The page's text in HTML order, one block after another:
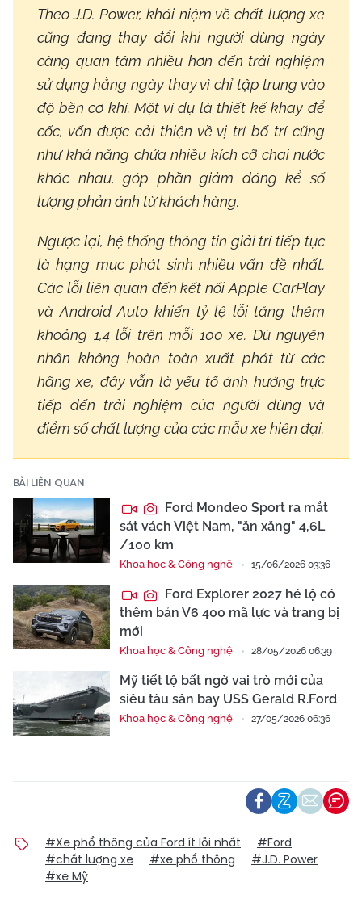
Theo J.D. Power, khái niệm về chất lượng xe
cũng đang thay đổi khi người dùng ngày
càng quan tâm nhiều hơn đến trải nghiệm
sử dụng hằng ngày thay vì chỉ tập trung vào
độ bền cơ khí. Một ví dụ là thiết kế khay để
cốc, vốn được cải thiện về vị trí bố trí cũng
như khả năng chứa nhiều kích cỡ chai nước
khác nhau, góp phần giảm đáng kể số
lượng phản ánh từ khách hàng.
Ngược lại, hệ thống thông tin giải trí tiếp tục
là hạng mục phát sinh nhiều vấn đề nhất.
Các lỗi liên quan đến kết nối Apple CarPlay
và Android Auto khiến tỷ lệ lỗi tăng thêm
khoảng 1,4 lỗi trên mỗi 100 xe. Dù nguyên
nhân không hoàn toàn xuất phát từ các
hãng xe, đây vẫn là yếu tố ảnh hưởng trực
tiếp đến trải nghiệm của người dùng và
điểm số chất lượng của các mẫu xe hiện đại.
BÀI LIÊN QUAN
Ford Mondeo Sport ra mắt
sát vách Việt Nam, "ăn xăng" 4,6L
/100 km
Khoa học & Công nghệ 15/06/2026 03:36
Ford Explorer 2027 hé lộ có
thêm bản V6 400 mã lực và trang bị
mới
Khoa học & Công nghệ 28/05/2026 06:39
Mỹ tiết lộ bất ngờ vai trò mới của
siêu tàu sân bay USS Gerald R.Ford
Khoa học & Công nghệ 27/05/2026 06:36
#Xe phổ thông của Ford ít lỗi nhất
#Ford
#chất lượng xe
#xe phổ thông
#J.D. Power
#xe Mỹ